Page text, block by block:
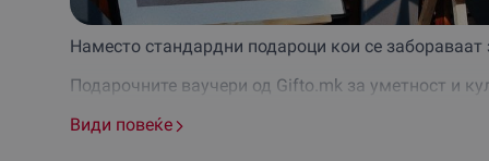
Наместо стандардни подароци кои се
Подарочните ваучери од Gifto.mk за уметност и
Види повеќе